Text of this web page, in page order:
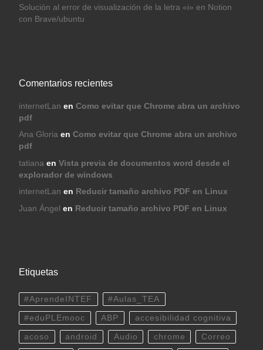
Solución al error de visualización de la letra «i» en Notion
con Brave/ubuntu
Comentarios recientes
internetLan en Como evitar que Chrome abra un archivo
pdf
Ana Gloriaen Como evitar que Chrome abra un archivo
pdf
tatiana en Vista previa de documentos word desde el
explorador de windows
internetLan en Reducir tamaño archivo PDF en Linux
Juan Ángel en Reducir tamaño archivo PDF en Linux
Etiquetas
#AprendeINTEF #Aulas_TEA
#eduPLEmooc ABP accesibilidad cognitiva
acoso android Audio chrome Correo